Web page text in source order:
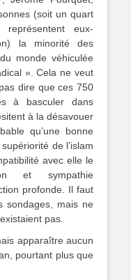
(soit un quart
eux-
la minorité des
monde véhiculée
». Cela ne veut
dire que ces 750
à basculer dans
à la désavouer
qu’une bonne
de l’islam
avec elle le
et sympathie
profonde. Il faut
sondages, mais ne
pas.
apparaître aucun
pourtant plus que